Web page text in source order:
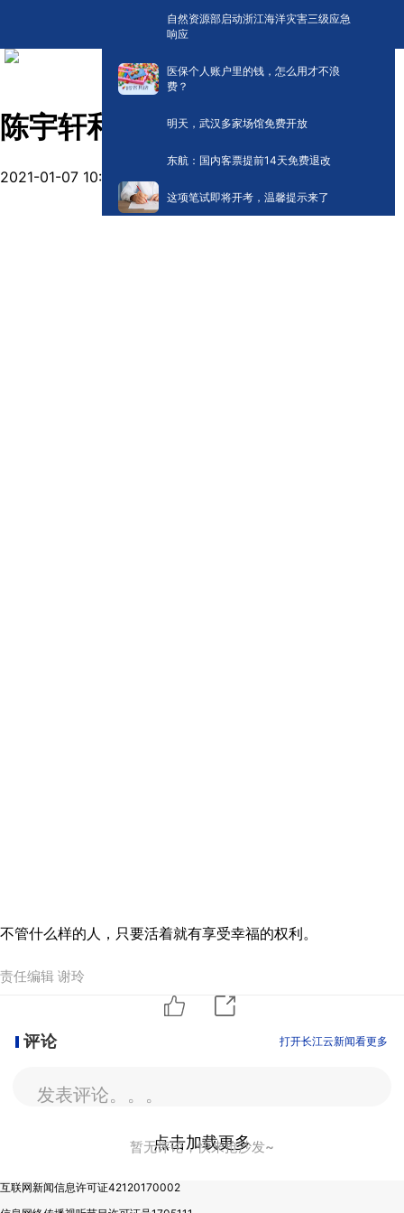
自然资源部启动浙江海洋灾害三级应急
响应
医保个人账户里的钱，怎么用才不浪
费？
明天，武汉多家场馆免费开放
东航：国内客票提前14天免费退改
这项笔试即将开考，温馨提示来了
陈宇轩和大家一起分享《心》
2021-01-07 10:45
不管什么样的人，只要活着就有享受幸福的权利。
责任编辑 谢玲
评论 打开长江云新闻看更多
发表评论。。。
暂无评论，快来抢沙发~
点击加载更多
互联网新闻信息许可证42120170002